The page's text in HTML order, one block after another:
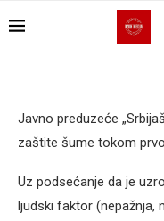
Javno preduzeće
zaštite šume tokom
Uz podsećanje da je
ljudski faktor (nepažnja,